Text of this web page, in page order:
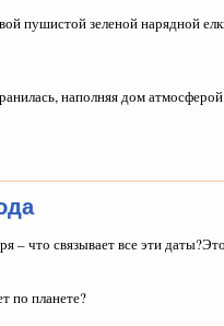
пушистой зеленой нарядной
наполняя дом
– что связывает все эти
по планете?